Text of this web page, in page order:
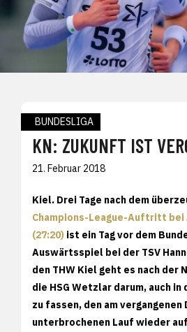
BUNDESLIGA
KN: ZUKUNFT IST
21. Februar 2018
Kiel. Drei Tage nach dem
Champions-League-Auftritt bei
(27:20) ist ein Tag vor dem
Auswärtsspiel bei der TSV
den THW Kiel geht es nach der
die HSG Wetzlar darum, auch
zu fassen, den am vergangenen
unterbrochenen Lauf wieder